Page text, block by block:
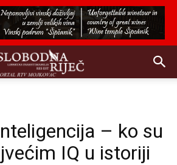
– ko su
IQ u istoriji